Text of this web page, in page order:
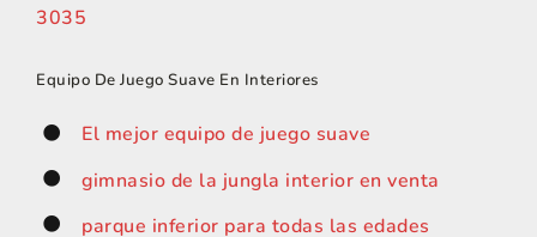
3035
Equipo De Juego Suave En Interiores
El mejor equipo de juego suave
gimnasio de la jungla interior en venta
parque inferior para todas las edades